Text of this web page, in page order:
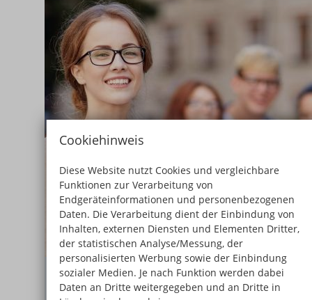
Cookiehinweis
Diese Website nutzt Cookies und vergleichbare
Funktionen zur Verarbeitung von
Endgeräteinformationen und personenbezogenen
Daten. Die Verarbeitung dient der Einbindung von
Inhalten, externen Diensten und Elementen Dritter,
der statistischen Analyse/Messung, der
personalisierten Werbung sowie der Einbindung
sozialer Medien. Je nach Funktion werden dabei
Daten an Dritte weitergegeben und an Dritte in
Studium an der Fachhochschule
Die Zusatzqualifikation als Wirtschaftsassistent:in
Dein Profil um praxisnahe kaufmännische Kenntnisse